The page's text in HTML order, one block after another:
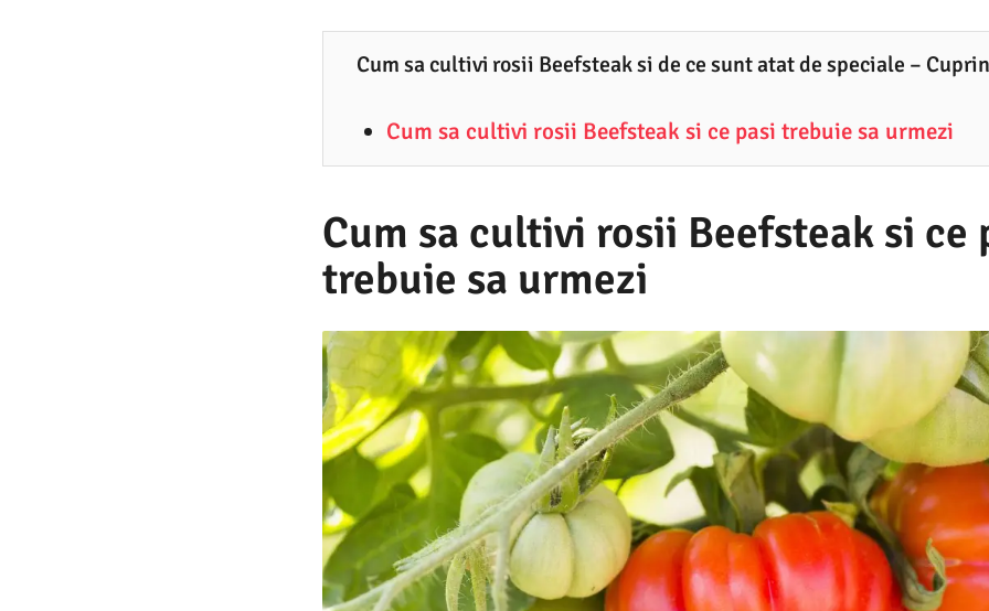
Cum sa cultivi rosii Beefsteak si de ce sunt atat de speciale –
Cum sa cultivi rosii Beefsteak si ce pasi trebuie sa urmezi
Cum sa cultivi rosii Beefsteak si ce
trebuie sa urmezi